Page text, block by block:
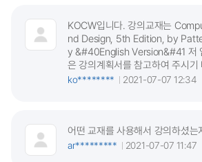
KOCW입니다. 강의교재는
nd Design, 5th Edition, by
y &#40English Version&#41 저
은 강의계획서를 참고하여 주시기
ko********
2021-07-07 12:34
어떤 교재를 사용해서 강의하셨는
ar*********
2021-07-07 11:47